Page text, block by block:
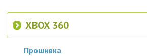
XBOX 360
Прошивка